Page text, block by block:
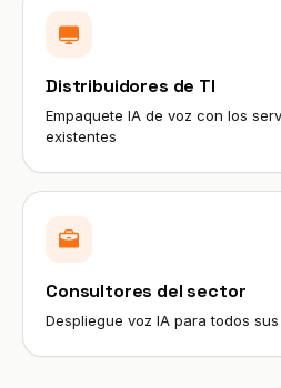
Distribuidores de TI
Empaquete IA de voz con los
existentes
Consultores del sector
Despliegue voz IA para todos